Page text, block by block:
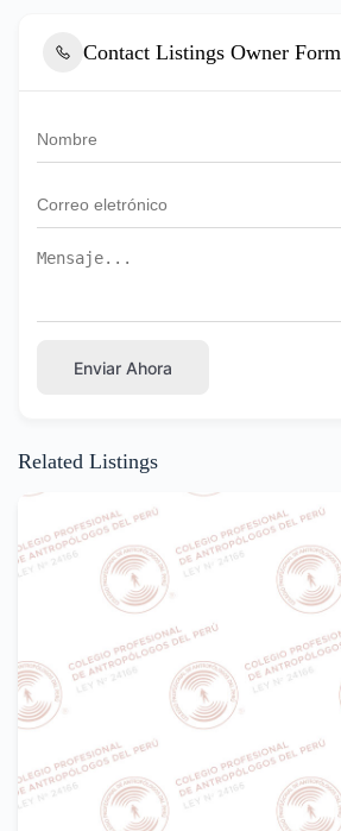
Contact Listings Owner Form
Enviar Ahora
Related Listings